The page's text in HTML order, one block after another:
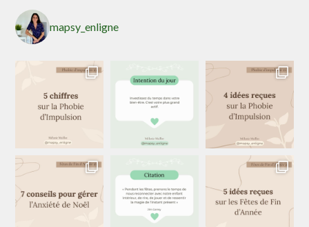
mapsy_enligne